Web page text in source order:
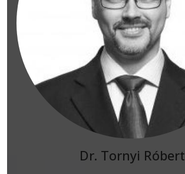
Dr. Tornyi Róbert